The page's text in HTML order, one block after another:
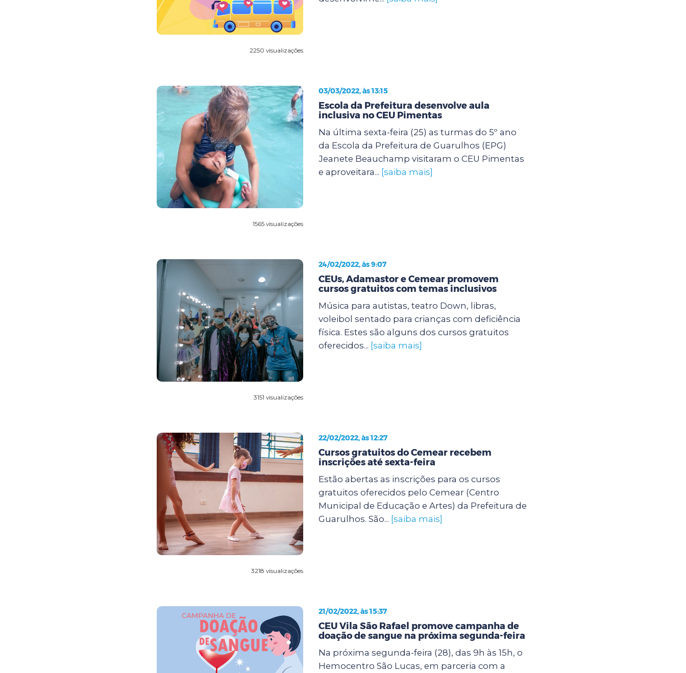
2250 visualizações
1565 visualizações
03/03/2022, às 13:15
Escola da Prefeitura desenvolve aula
inclusiva no CEU Pimentas
Na última sexta-feira (25) as turmas do 5º ano
da Escola da Prefeitura de Guarulhos (EPG)
Jeanete Beauchamp visitaram o CEU Pimentas
e aproveitara... [saiba mais]
3151 visualizações
24/02/2022, às 9:07
CEUs, Adamastor e Cemear promovem
cursos gratuitos com temas inclusivos
Música para autistas, teatro Down, libras,
voleibol sentado para crianças com deficiência
física. Estes são alguns dos cursos gratuitos
oferecidos... [saiba mais]
3218 visualizações
22/02/2022, às 12:27
Cursos gratuitos do Cemear recebem
inscrições até sexta-feira
Estão abertas as inscrições para os cursos
gratuitos oferecidos pelo Cemear (Centro
Municipal de Educação e Artes) da Prefeitura de
Guarulhos. São... [saiba mais]
21/02/2022, às 15:37
CEU Vila São Rafael promove campanha de
doação de sangue na próxima segunda-feira
Na próxima segunda-feira (28), das 9h às 15h, o
Hemocentro São Lucas, em parceria com a